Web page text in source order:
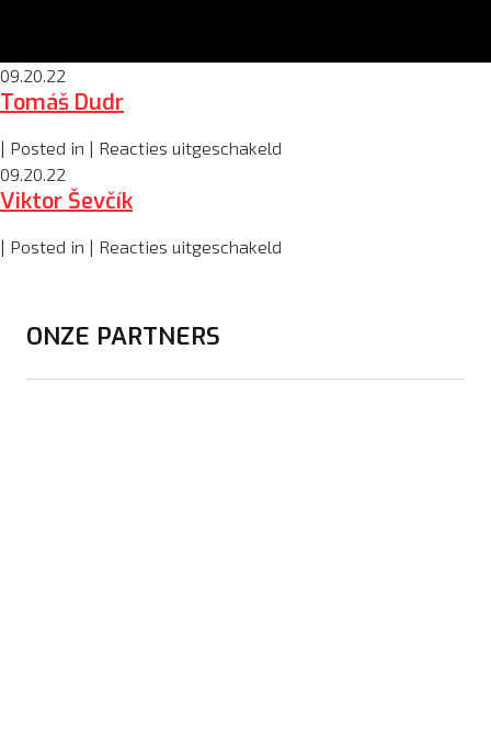
09.20.22
Tomáš Dudr
| Posted in | Reacties uitgeschakeld
09.20.22
Viktor Ševčík
| Posted in | Reacties uitgeschakeld
ONZE PARTNERS